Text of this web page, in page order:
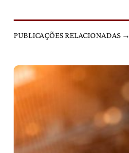
PUBLICAÇÕES RELACIONADAS →